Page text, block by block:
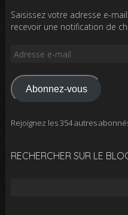
Saisissez votre adresse e-
recevoir une notification de
Adresse
mail
Abonnez-vous
Rejoignez les 354 autres
RECHERCHER SUR LE